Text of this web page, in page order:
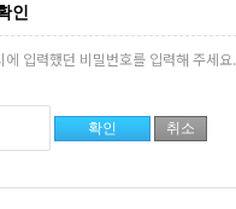
인
에 입력했던 비밀번호를 입력해 주세요.